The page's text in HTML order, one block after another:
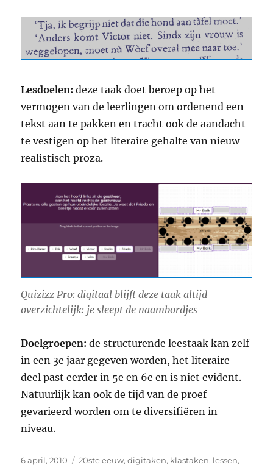
Lesdoelen: deze taak doet beroep op het
vermogen van de leerlingen om ordenend een
tekst aan te pakken en tracht ook de aandacht
te vestigen op het literaire gehalte van nieuw
realistisch proza.
Quizizz Pro: digitaal blijft deze taak altijd
overzichtelijk: je sleept de naambordjes
Doelgroepen: de structurende leestaak kan zelf
in een 3e jaar gegeven worden, het literaire
deel past eerder in 5e en 6e en is niet evident.
Natuurlijk kan ook de tijd van de proef
gevarieerd worden om te diversifiëren in
niveau.
Geplaatst
6 april, 2010 Categorieën
20ste eeuw,digitaken, klastaken, lessen,